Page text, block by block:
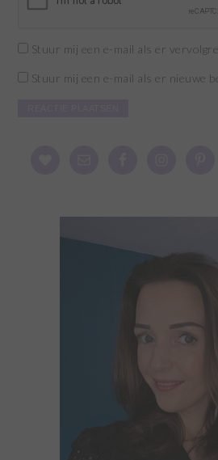
Stuur mij een e-mail als er
Stuur mij een e-mail als er nieuwe